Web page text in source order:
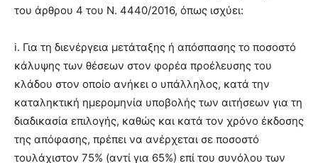
του άρθρου 4 του Ν. 4440/2016, όπως ισχύει:
i. Για τη διενέργεια μετάταξης ή απόσπασης το ποσοστό
κάλυψης των θέσεων στον φορέα προέλευσης του
κλάδου στον οποίο ανήκει ο υπάλληλος, κατά την
καταληκτική ημερομηνία υποβολής των αιτήσεων για τη
διαδικασία επιλογής, καθώς και κατά τον χρόνο έκδοσης
της απόφασης, πρέπει να ανέρχεται σε ποσοστό
τουλάχιστον 75% (αντί για 65%) επί του συνόλου των